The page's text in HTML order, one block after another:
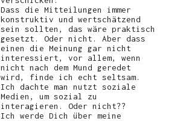
Dass die Mitteilungen immer
konstruktiv und wertschätzend
sein sollten, das wäre praktisch
gesetzt. Oder nicht. Aber dass
einen die Meinung gar nicht
interessiert, vor allem, wenn
nicht nach dem Mund geredet
wird, finde ich echt seltsam.
Ich dachte man nutzt soziale
Medien, um sozial zu
interagieren. Oder nicht??
Ich werde Dich über meine